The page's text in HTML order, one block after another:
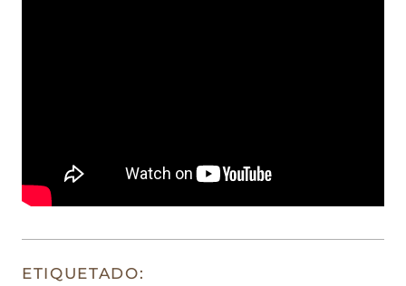
ETIQUETADO: